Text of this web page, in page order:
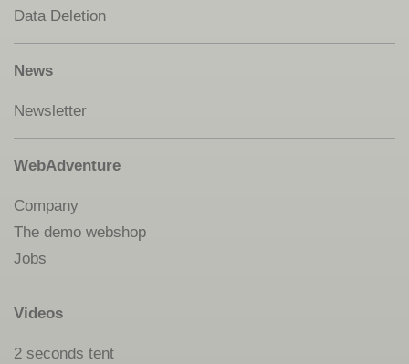
Data Deletion
News
Newsletter
WebAdventure
Company
The demo webshop
Jobs
Videos
2 seconds tent